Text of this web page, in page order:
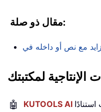
مقال ذو صلة:
الإنتاجية لمكتبتك
🤖
استنادًا